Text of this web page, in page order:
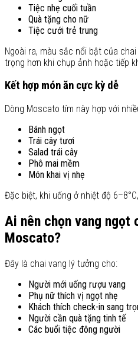
Tiệc nhẹ cuối tuần
Quà tặng cho nữ
Tiệc cưới trẻ trung
Ngoài ra, màu sắc nổi bật của
trọng hơn khi chụp ảnh hoặc tiếp
Kết hợp món ăn cực kỳ dễ
Dòng Moscato tím này hợp với
Bánh ngọt
Trái cây tươi
Salad trái cây
Phô mai mềm
Món khai vị nhẹ
Đặc biệt, khi uống ở nhiệt độ
Ai nên chọn vang ngọt
Moscato?
Đây là chai vang lý tưởng cho:
Người mới uống rượu vang
Phụ nữ thích vị ngọt nhẹ
Khách thích check-in sang
Người cần quà tặng tinh tế
Các buổi tiệc đông người